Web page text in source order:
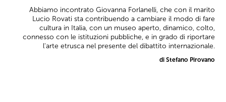
Abbiamo incontrato Giovanna Forlanelli, che con il marito
Lucio Rovati sta contribuendo a cambiare il modo di fare
cultura in Italia, con un museo aperto, dinamico, colto,
connesso con le istituzioni pubbliche, e in grado di riportare
l'arte etrusca nel presente del dibattito internazionale.
di Stefano Pirovano